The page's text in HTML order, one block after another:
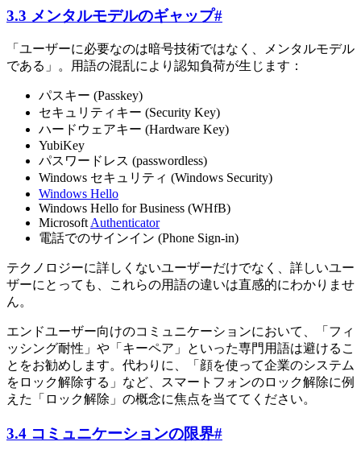
3.3 メンタルモデルのギャップ#
「ユーザーに必要なのは暗号技術ではなく、メンタルモデル
である」。用語の混乱により認知負荷が生じます：
パスキー (Passkey)
セキュリティキー (Security Key)
ハードウェアキー (Hardware Key)
YubiKey
パスワードレス (passwordless)
Windows セキュリティ (Windows Security)
Windows Hello
Windows Hello for Business (WHfB)
Microsoft Authenticator
電話でのサインイン (Phone Sign-in)
テクノロジーに詳しくないユーザーだけでなく、詳しいユー
ザーにとっても、これらの用語の違いは直感的にわかりませ
ん。
エンドユーザー向けのコミュニケーションにおいて、「フィ
ッシング耐性」や「キーペア」といった専門用語は避けるこ
とをお勧めします。代わりに、「顔を使って企業のシステム
をロック解除する」など、スマートフォンのロック解除に例
えた「ロック解除」の概念に焦点を当ててください。
3.4 コミュニケーションの限界#